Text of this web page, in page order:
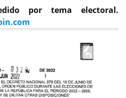
por tema electoral.